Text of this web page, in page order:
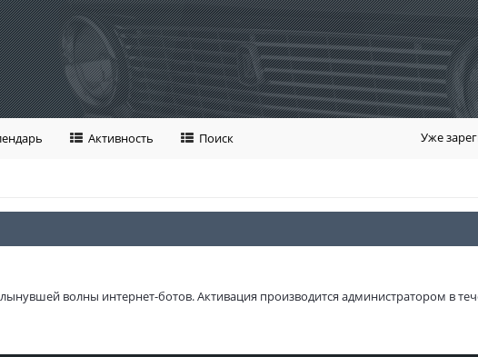
Уже
Активность Поиск
волны интернет-ботов. Активация производится администратором в